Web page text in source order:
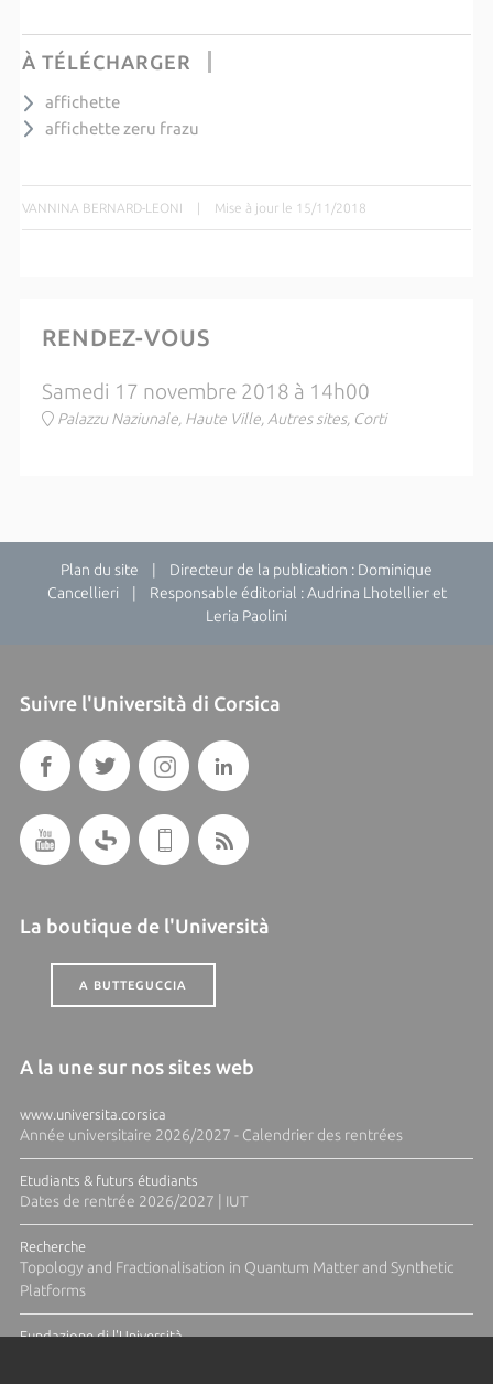
À TÉLÉCHARGER
affichette
affichette zeru frazu
VANNINA BERNARD-LEONI | Mise à jour le 15/11/2018
RENDEZ-VOUS
Samedi 17 novembre 2018 à 14h00
Palazzu Naziunale, Haute Ville, Autres sites, Corti
Plan du site | Directeur de la publication : Dominique
Cancellieri | Responsable éditorial : Audrina Lhotellier et
Leria Paolini
Suivre l'Università di Corsica
La boutique de l'Università
A BUTTEGUCCIA
A la une sur nos sites web
www.universita.corsica
Année universitaire 2026/2027 - Calendrier des rentrées
Etudiants & futurs étudiants
Dates de rentrée 2026/2027 | IUT
Recherche
Topology and Fractionalisation in Quantum Matter and Synthetic
Platforms
Fundazione di l'Università